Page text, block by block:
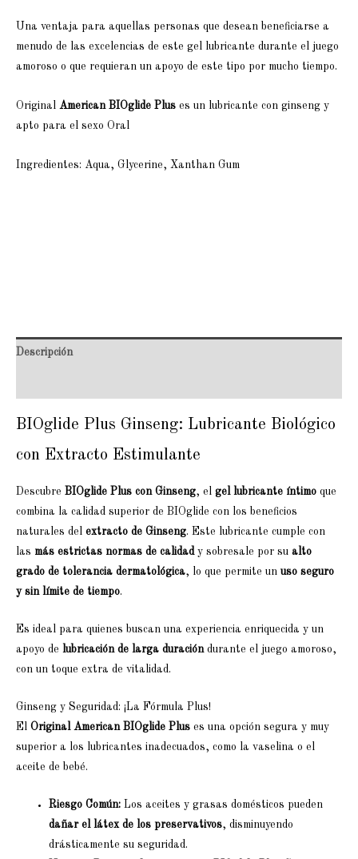
Una ventaja para aquellas personas que desean beneficiarse a
menudo de las excelencias de este gel lubricante durante el juego
amoroso o que requieran un apoyo de este tipo por mucho tiempo.
Original American BIOglide Plus es un lubricante con ginseng y
apto para el sexo Oral
Ingredientes: Aqua, Glycerine, Xanthan Gum
Descripción
BIOglide Plus Ginseng: Lubricante Biológico
con Extracto Estimulante
Descubre BIOglide Plus con Ginseng, el gel lubricante íntimo que
combina la calidad superior de BIOglide con los beneficios
naturales del extracto de Ginseng. Este lubricante cumple con
las más estrictas normas de calidady sobresale por su alto
grado de tolerancia dermatológica, lo que permite un uso seguro
y sin límite de tiempo.
Es ideal para quienes buscan una experiencia enriquecida y un
apoyo de lubricación de larga duracióndurante el juego amoroso,
con un toque extra de vitalidad.
Ginseng y Seguridad: ¡La Fórmula Plus!
El Original American BIOglide Plus es una opción segura y muy
superior a los lubricantes inadecuados, como la vaselina o el
aceite de bebé.
Riesgo Común: Los aceites y grasas domésticos pueden
dañar el látex de los preservativos, disminuyendo
drásticamente su seguridad.